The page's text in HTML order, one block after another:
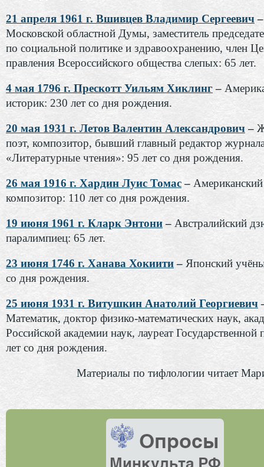
21 апреля 1961 г. Вшивцев Владимир Сергеевич
Московской областной Думы, заместитель
по социальной политике и здравоохранению, член
правления Всероссийского общества слепых: 65 лет.
4 мая 1796 г. Прескотт Уильям Хиклинг–
историк: 230 лет со дня рождения.
20 мая 1931 г. Летов Валентин Александрович–
поэт, композитор, бывший главный редактор
«Литературные чтения»: 95 лет со дня рождения.
26 мая 1916 г. Хардин Луис Томас– Американский
композитор: 110 лет со дня рождения.
19 июня 1961 г. Кларк Энтони– Австралийский
паралимпиец: 65 лет.
23 июня 1746 г. Ханава Хокиити– Японский
со дня рождения.
25 июня 1931 г. Витушкин Анатолий Георгиевич
Математик, доктор физико-математических наук,
Российской академии наук, лауреат
лет со дня рождения.
Материалы по тифлологии читает